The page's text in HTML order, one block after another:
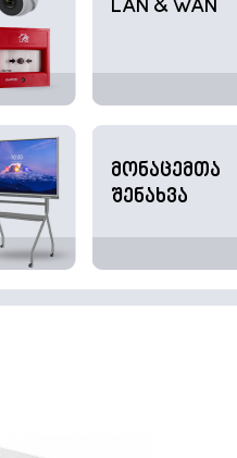
LAN & WAN
მონაცემთა
შენახვა